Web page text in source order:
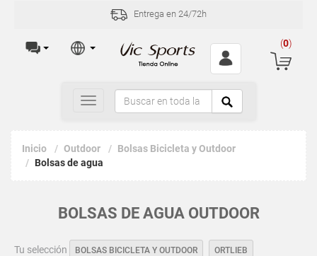
Entrega en 24/72h
(0)
Toggle
navigation
Inicio Outdoor
Bolsas Bicicleta y Outdoor
Bolsas de agua
BOLSAS DE AGUA OUTDOOR
Tu selección BOLSAS BICICLETA Y OUTDOOR
ORTLIEB